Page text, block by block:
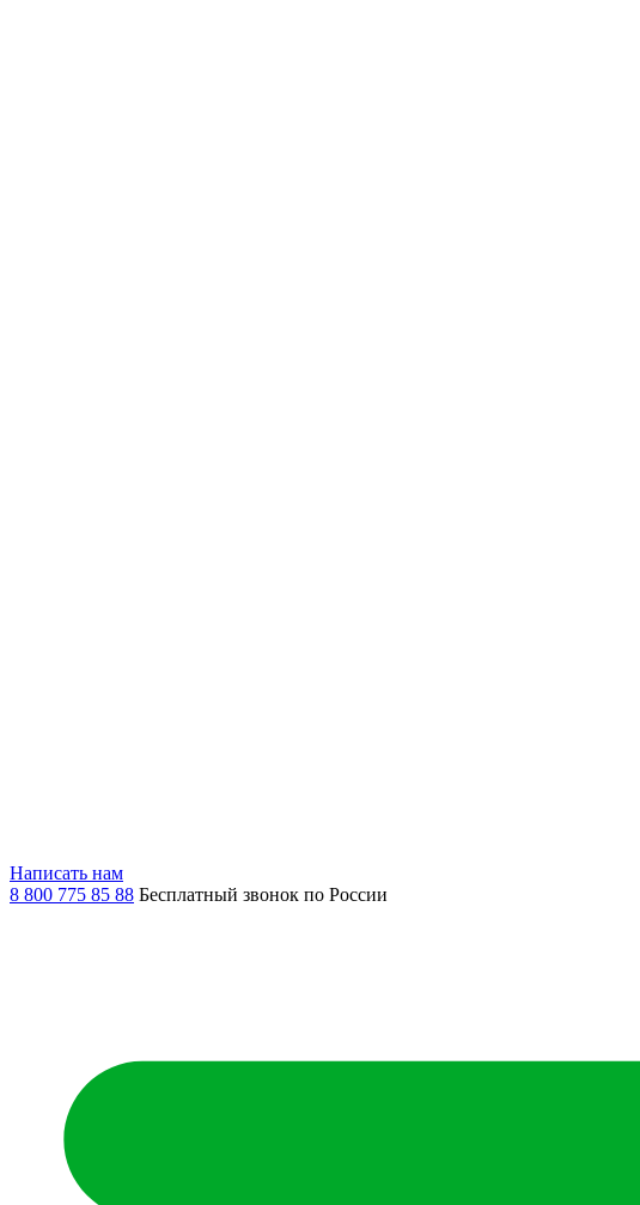
Написать нам
8 800 775 85 88 Бесплатный звонок по России